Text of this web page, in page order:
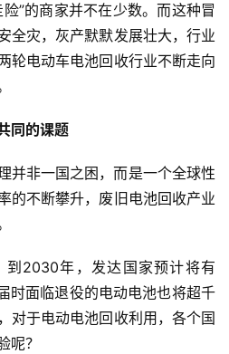
”的商家并不在少数。而这种冒
全灾，灰产默默发展壮大，行业
轮电动车电池回收行业不断走向
同的课题
并非一国之困，而是一个全球性
的不断攀升，废旧电池回收产业
到2030年，发达国家预计将有
时面临退役的电动电池也将超千
对于电动电池回收利用，各个国
呢？